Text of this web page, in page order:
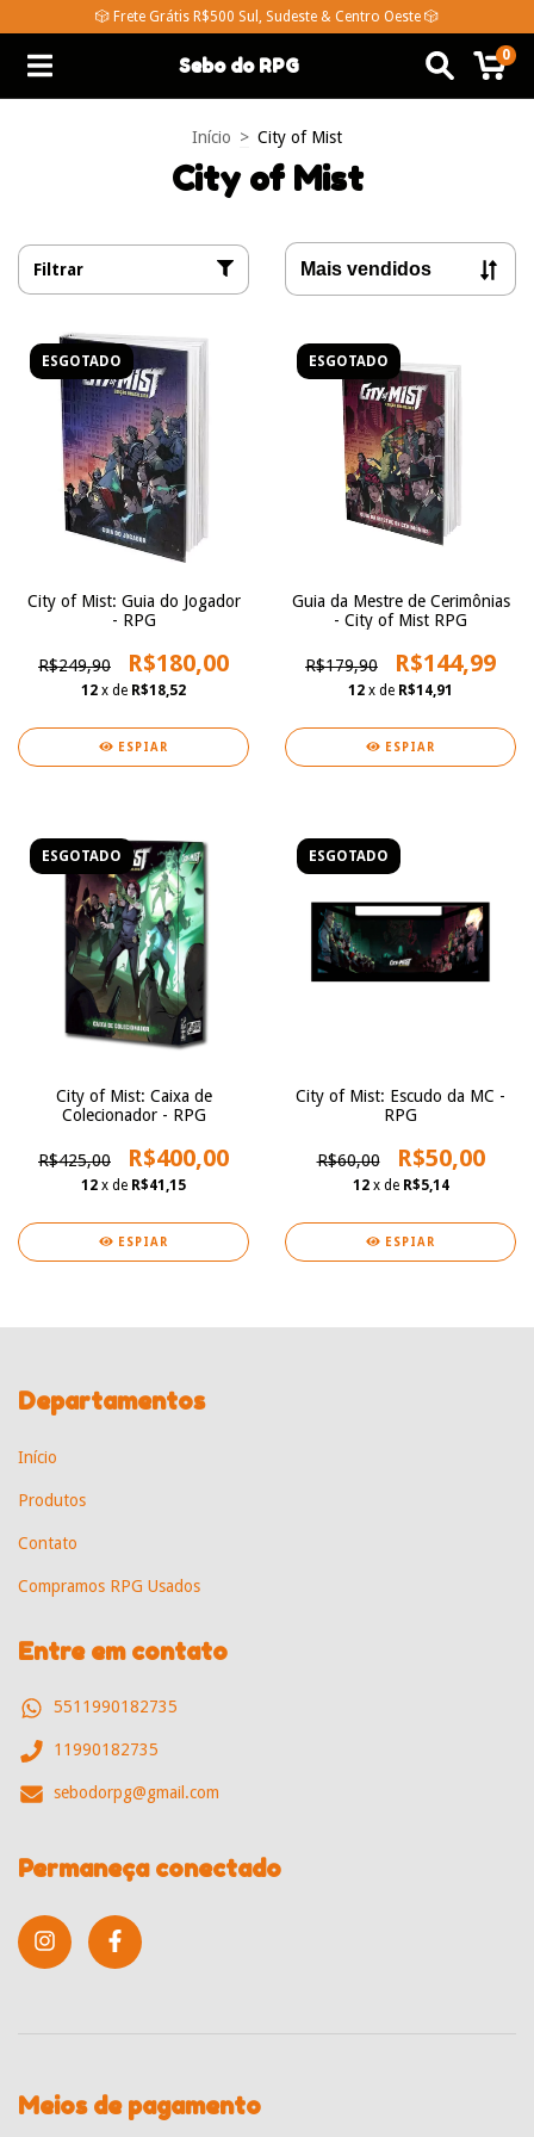
🎲 Frete Grátis R$500 Sul, Sudeste & Centro Oeste 🎲
Sebo do RPG 0
Início > City of Mist
City of Mist
Filtrar
ESGOTADO
City of Mist: Guia do Jogador
- RPG
R$249,90 R$180,00
12 x de R$18,52
ESPIAR
ESGOTADO
Guia da Mestre de Cerimônias
- City of Mist RPG
R$179,90 R$144,99
12 x de R$14,91
ESPIAR
ESGOTADO
City of Mist: Caixa de
Colecionador - RPG
R$425,00 R$400,00
12 x de R$41,15
ESPIAR
ESGOTADO
City of Mist: Escudo da MC -
RPG
R$60,00 R$50,00
12 x de R$5,14
ESPIAR
Departamentos
Início
Produtos
Contato
Compramos RPG Usados
Entre em contato
5511990182735
11990182735
sebodorpg@gmail.com
Permaneça conectado
Meios de pagamento